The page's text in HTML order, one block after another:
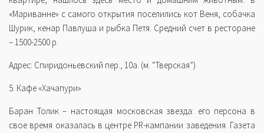
«Мариванне» с самого открытия поселились кот Веня, собачка
Шурик, кенар Павлуша и рыбка Петя. Средний счет в ресторане
– 1500-2500 р.
Адрес: Спиридоньевский пер., 10а. (м. “Тверская”)
5. Кафе «Хачапури»
Баран Толик – настоящая московская звезда: его персона в
свое время оказалась в центре PR-кампании заведения. Газета